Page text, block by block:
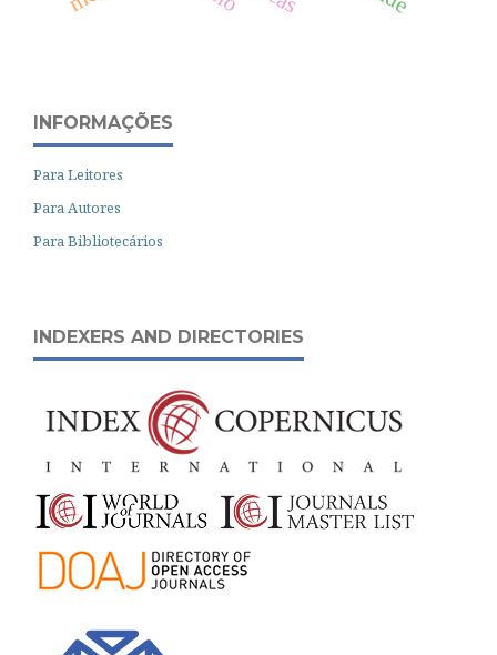
INFORMAÇÕES
Para Leitores
Para Autores
Para Bibliotecários
INDEXERS AND DIRECTORIES